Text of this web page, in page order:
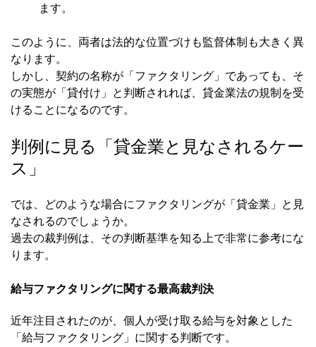
ます。
このように、両者は法的な位置づけも監督体制も大きく異
なります。
しかし、契約の名称が「ファクタリング」であっても、そ
の実態が「貸付け」と判断されれば、貸金業法の規制を受
けることになるのです。
判例に見る「貸金業と見なされるケー
ス」
では、どのような場合にファクタリングが「貸金業」と見
なされるのでしょうか。
過去の裁判例は、その判断基準を知る上で非常に参考にな
ります。
給与ファクタリングに関する最高裁判決
近年注目されたのが、個人が受け取る給与を対象とした
「給与ファクタリング」に関する判断です。